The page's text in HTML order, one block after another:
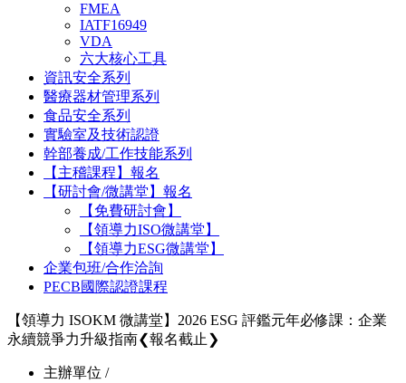
FMEA
IATF16949
VDA
六大核心工具
資訊安全系列
醫療器材管理系列
食品安全系列
實驗室及技術認證
幹部養成/工作技能系列
【主稽課程】報名
【研討會/微講堂】報名
【免費研討會】
【領導力ISO微講堂】
【領導力ESG微講堂】
企業包班/合作洽詢
PECB國際認證課程
【領導力 ISOKM 微講堂】2026 ESG 評鑑元年必修課：企業
永續競爭力升級指南❮報名截止❯
主辦單位 /